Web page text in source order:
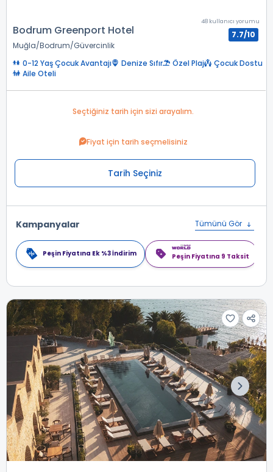
Bodrum Greenport Hotel
Muğla Bodrum Güvercinlik
48 kullanıcı yorumu
7.7/10
0-12 Yaş Çocuk Avantajı Denize Sıfır Özel Plaj
Çocuk Dostu
Aile Oteli
Seçtiğiniz tarih için sizi arayalım.
Fiyat için tarih seçmelisiniz
Tarih Seçiniz
Kampanyalar Tümünü Gör
Peşin Fiyatına Ek %3 İndirim Peşin Fiyatına 9 Taksit